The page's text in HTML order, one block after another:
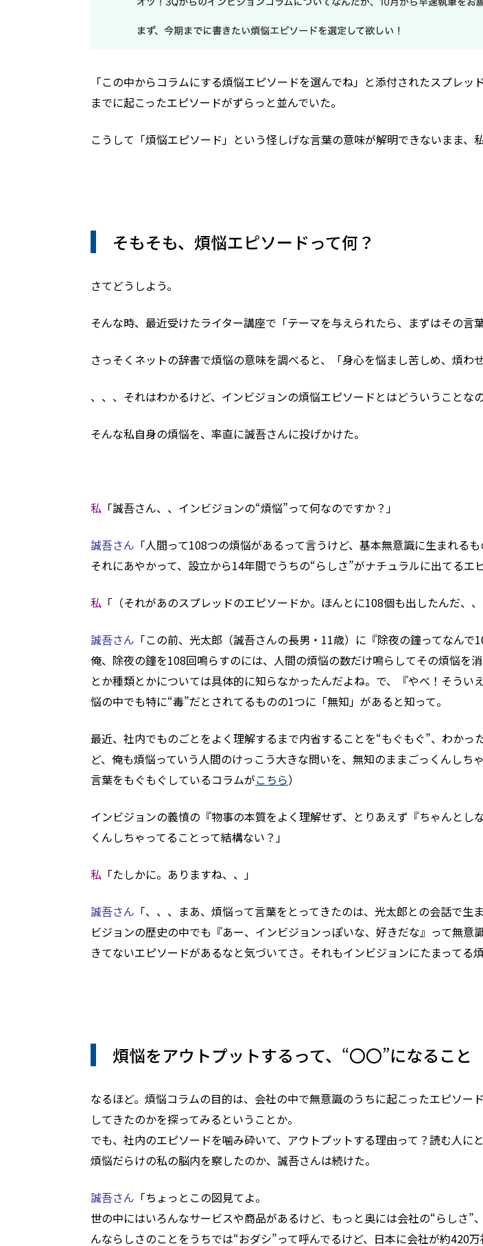
「この中からコラムにする煩悩エピソードを選んでね」と添付されたスプレ
までに起こったエピソードがずらっと並んでいた。
こうして「煩悩エピソード」という怪しげな言葉の意味が解明できないまま、
そもそも、煩悩エピソードって何？
さてどうしよう。
そんな時、最近受けたライター講座で「テーマを与えられたら、まずはその言
さっそくネットの辞書で煩悩の意味を調べると、 「身心を悩まし苦しめ、 煩わ
、、、それはわかるけど、インビジョンの煩悩エピソードとはどういうことな
そんな私自身の煩悩を、率直に誠吾さんに投げかけた。
私 「誠吾さん、、インビジョンの“煩悩”って何なのですか？」
誠吾さん 「人間って108つの煩悩があるって言うけど、基本無意識に生まれるも
それにあやかって、 設立から14年間でうちの“らしさ”がナチュラルに出てるエ
私 「（それがあのスプレッドのエピソードか。ほんとに108個も出したんだ、
誠吾さん 「この前、光太郎（誠吾さんの長男・11歳）に『除夜の鐘ってなんで
俺、除夜の鐘を108回鳴らすのには、人間の煩悩の数だけ鳴らしてその煩悩を
とか種類とかについては具体的に知らなかったんだよね。 で、『やべ！そうい
悩の中でも特に“毒”だとされてるものの1つに「無知」があると知って。
最近、社内でものごとをよく理解するまで内省することを“もぐもぐ”、わか
ど、俺も煩悩っていう人間のけっこう大きな問いを、無知のままごっくんしち
言葉をもぐもぐしているコラムがこちら）
インビジョンの義憤の『物事の本質をよく理解せず、とりあえず『ちゃんと
くんしちゃってることって結構ない？」
私 「たしかに。ありますね、、」
誠吾さん 「、、、まあ、煩悩って言葉をとってきたのは、光太郎との会話で生
ビジョンの歴史の中でも『あー、インビジョンっぽいな、好きだな』って無
きてないエピソードがあるなと気づいてさ。それもインビジョンにたまってる
煩悩をアウトプットするって、 “〇〇”になること
なるほど。煩悩コラムの目的は、会社の中で無意識のうちに起こったエピソ
してきたのかを探ってみるということか。
でも、社内のエピソードを噛み砕いて、アウトプットする理由って？読む人に
煩悩だらけの私の脳内を察したのか、誠吾さんは続けた。
誠吾さん 「ちょっとこの図見てよ。
世の中にはいろんなサービスや商品があるけど、もっと奥には会社の“らしさ”
んならしさのことをうちでは“おダシ”って呼んでるけど、日本に会社が約420